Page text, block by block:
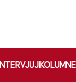
INTERVJUJI KOLUMNE